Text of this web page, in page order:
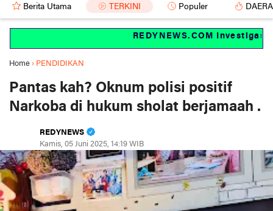
Berita Utama TERKINI Populer
REDYNEWS.COM Investigasi
Home › PENDIDIKAN
Pantas kah? Oknum polisi positif
Narkoba di hukum sholat berjamaah .
REDYNEWS
Kamis, 05 Juni 2025, 14:19 WIB